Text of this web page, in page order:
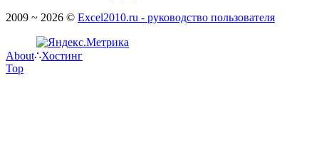
2009 ~ 2026 © Excel2010.ru - руководство пользователя
About∴Хостинг
Top